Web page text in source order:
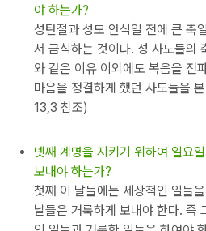
야 하는가?
성탄절과 성모 안식일 전에 큰 축
서 금식하는 것이다. 성 사도들의
와 같은 이유 이외에도 복음을 전
마음을 정결하게 했던 사도들을
13,3 참조)
넷째 계명을 지키기 위하여 일요
보내야 하는가?
첫째 이 날들에는 세상적인 일들
날들은 거룩하게 보내야 한다. 즉